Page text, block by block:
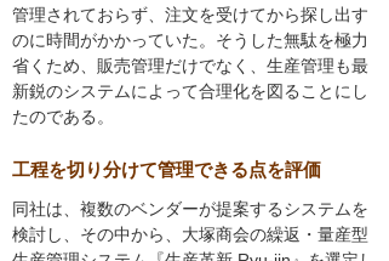
管理されておらず、注文を受けてから探し出す
のに時間がかかっていた。そうした無駄を極力
省くため、販売管理だけでなく、生産管理も最
新鋭のシステムによって合理化を図ることにし
たのである。
工程を切り分けて管理できる点を評価
同社は、複数のベンダーが提案するシステムを
検討し、その中から、大塚商会の繰返・量産型